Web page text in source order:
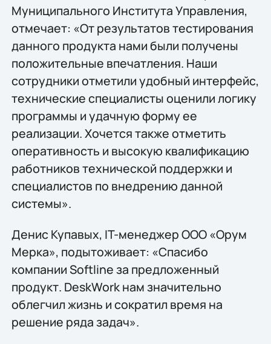
Муниципального Института Управления,
отмечает: «От результатов тестирования
данного продукта нами были получены
положительные впечатления. Наши
сотрудники отметили удобный интерфейс,
технические специалисты оценили логику
программы и удачную форму ее
реализации. Хочется также отметить
оперативность и высокую квалификацию
работников технической поддержки и
специалистов по внедрению данной
системы».
Денис Купавых, IT-менеджер ООО «Орум
Мерка», подытоживает: «Спасибо
компании Softline за предложенный
продукт. DeskWork нам значительно
облегчил жизнь и сократил время на
решение ряда задач».